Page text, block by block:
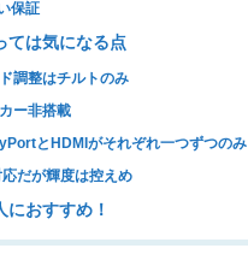
保証
ては気になる点
調整はチルトのみ
ー非搭載
とHDMIがそれぞれ一つずつのみ
応だが輝度は控えめ
におすすめ！